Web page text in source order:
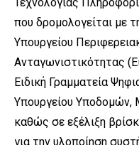
που δρομολογείται με
Υπουργείου
Ανταγωνιστικότητας
Ειδική Γραμματεία
Υπουργείου
καθώς σε εξέλιξη
για την υλοποίηση